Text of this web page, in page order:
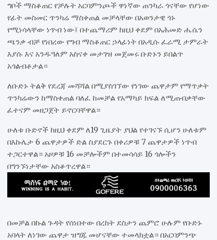
ግቦች ማስቆጠር የቻሉት አርባምንጮች ዋነኛው ጠንካራ ጎናቸው የሆነው
የፊት መስመር ጥንካሬ ማስቀጠል መቻላቸው በአወንታዊ ጎኑ
የሚነሳላቸው ነጥብ ነው፤ በተጨማሪም ከዚህ ቀደም በአሕመድ ሔሴን
ጫንቃ ብቻ የነበረው የግብ ማስቆጠር ኃላፊነት በአዲሱ ፈራሚ ታምራት
እያሱ እና አንዱዓለም አስናቀ መታገዝ መጀመሩ ቡድኑን ይበልጥ
አጎልብቶታል።
ለቡድኑ ትልቅ የደረጃ መሻሻል በሚያስገኘው የነገው ጨዋታም የማጥቃት
ጥንካሬውን ከማስቀጠል ባለፈ ከመቻል የአማካይ ክፍል ለሚጠብቃቸው
ፈተናም መዘጋጀት ይኖርባቸዋል።
ሁለቱ ቡድኖች ከዚህ ቀደም ለ19 ጊዜያት ያህል የተገናኙ ሲሆን ሁለቱም
በእኩሌታ 6 ጨዋታዎች ድል ስያደርጉ በቀሪዎቹ 7 ጨዋታዎች ነጥብ
ተጋርተዋል። አዞዎቹ 16 መቻሎችም በተመሳሳይ 16 ጎሎችን
በግንኙነታቸው አስቆጥረዋል።
በመቻል በኩል ጉዳት የሰነበተው በረከት ደስታን ጨምሮ ሁሉም የቡድኑ
አባላት ለነገው ጨዋታ ዝግጁ መሆናቸው ተመላክቷል። በአርባምንጭ